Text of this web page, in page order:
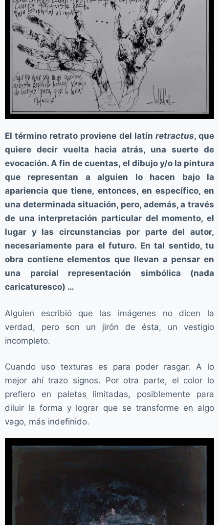
El término retrato proviene del latín retractus, que
quiere decir vuelta hacia atrás, una suerte de
evocación. A fin de cuentas, el dibujo y/o la pintura
que representan a alguien lo hacen bajo la
apariencia que tiene, entonces, en específico, en
una determinada situación, pero, además, a través
de una interpretación particular del momento, el
lugar y las circunstancias por parte del autor,
necesariamente para el futuro. En tal sentido, tu
obra contiene elementos que llevan a pensar en
una parcial representación simbólica (nada
caricaturesco) …
Alguien escribió que las imágenes no dicen la
verdad, pero son un jirón de ésta, un vestigio
incompleto.
Cuando uso texturas es para poder rasgar. A lo
mejor ahí trazo signos. Por otra parte, el color lo
prefiero en paletas limitadas, posiblemente para
diluir la forma y lograr que se transforme en algo
vago, más indefinido.